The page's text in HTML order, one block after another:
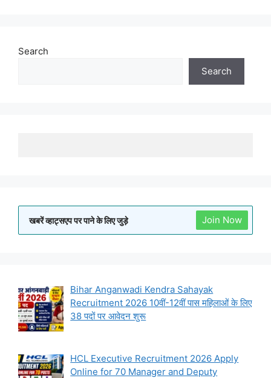
Search
Search
खबरें व्हाट्सएप पर पाने के लिए जुड़े Join Now
Bihar Anganwadi Kendra Sahayak
Recruitment 2026 10वीं-12वीं पास महिलाओं के लिए
38 पदों पर आवेदन शुरू
HCL Executive Recruitment 2026 Apply
Online for 70 Manager and Deputy